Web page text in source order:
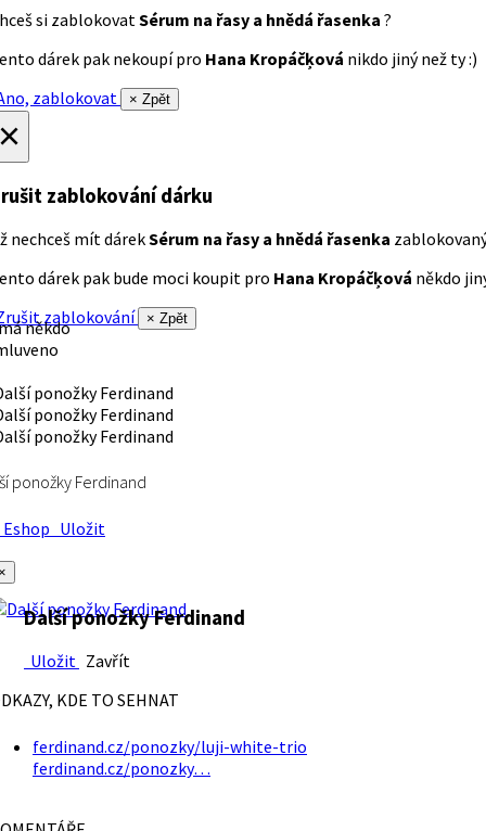
si zablokovatSérum na řasy a hnědá řasenka ?
dárek pak nekoupí pro Hana Kropáčķová nikdo jiný než ty :)
zablokovat
× Zpět
zablokování dárku
nechceš mít dárekSérum na řasy a hnědá řasenka
dárek pak bude moci koupit pro Hana Kropáčķová někdo
zablokování
× Zpět
někdo
ponožky Ferdinand
Uložit
Další ponožky Ferdinand
Uložit Zavřít
KDE TO SEHNAT
ferdinand.cz/ponozky/luji-white-trio
ferdinand.cz/ponozky…